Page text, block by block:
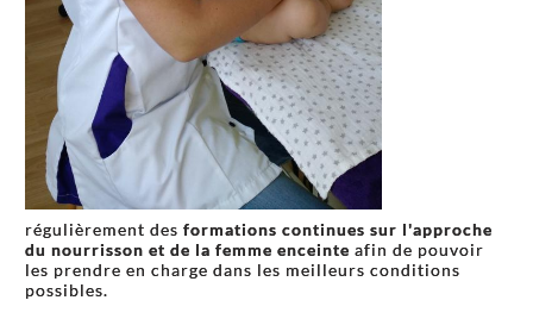
régulièrement des formations continues sur l'approche
du nourrisson et de la femme enceinte afin de pouvoir
les prendre en charge dans les meilleurs conditions
possibles.